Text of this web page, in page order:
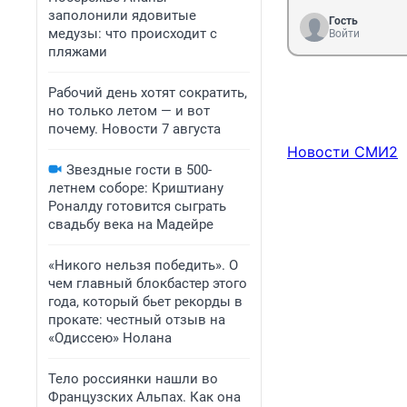
заполонили ядовитые
медузы: что происходит с
пляжами
Рабочий день хотят сократить,
но только летом — и вот
почему. Новости 7 августа
Звездные гости в 500-
летнем соборе: Криштиану
Роналду готовится сыграть
свадьбу века на Мадейре
«Никого нельзя победить». О
чем главный блокбастер этого
года, который бьет рекорды в
прокате: честный отзыв на
«Одиссею» Нолана
Тело россиянки нашли во
Французских Альпах. Как она
Гость
Войти
Новости СМИ2